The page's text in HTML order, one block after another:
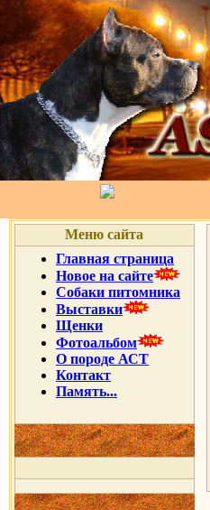
Меню сайта
Главная страница
Новое на сайте
Собаки питомника
Выставки
Щенки
Фотоальбом
О породе АСТ
Контакт
Память...